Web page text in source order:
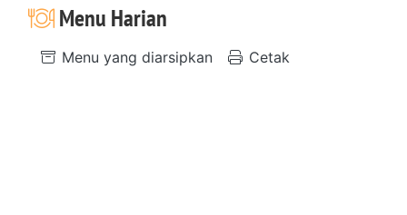
Menu Harian
Menu yang diarsipkan Cetak